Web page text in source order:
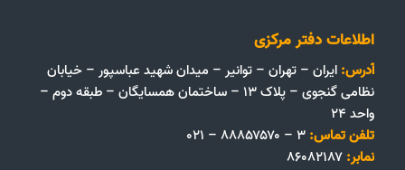
اطلاعات دفتر مرکزی
آدرس: ایران – تهران – توانیر – میدان شهید عباسپور – خیابان
نظامی گنجوی – پلاک ۱۳ – ساختمان همسایگان – طبقه دوم –
واحد ۲۴
تلفن تماس:
نمابر: